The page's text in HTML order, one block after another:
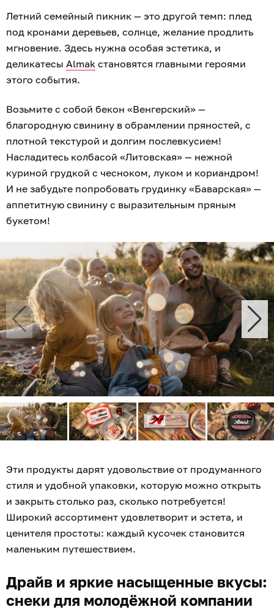
Летний семейный пикник — это другой темп: плед
под кронами деревьев, солнце, желание продлить
мгновение. Здесь нужна особая эстетика, и
деликатесы Almak становятся главными героями
этого события.
Возьмите с собой бекон «Венгерский» —
благородную свинину в обрамлении пряностей, с
плотной текстурой и долгим послевкусием!
Насладитесь колбасой «Литовская» — нежной
куриной грудкой с чесноком, луком и кориандром!
И не забудьте попробовать грудинку «Баварская» —
аппетитную свинину с выразительным пряным
букетом!
Эти продукты дарят удовольствие от продуманного
стиля и удобной упаковки, которую можно открыть
и закрыть столько раз, сколько потребуется!
Широкий ассортимент удовлетворит и эстета, и
ценителя простоты: каждый кусочек становится
маленьким путешествием.
Драйв и яркие насыщенные вкусы:
снеки для молодёжной компании